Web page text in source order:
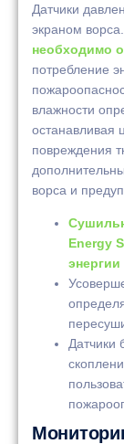
Датчики
экраном
необходимо
потребление
влажности
останавливая
повреждения
ворса и
Energy
энергии
Датчики